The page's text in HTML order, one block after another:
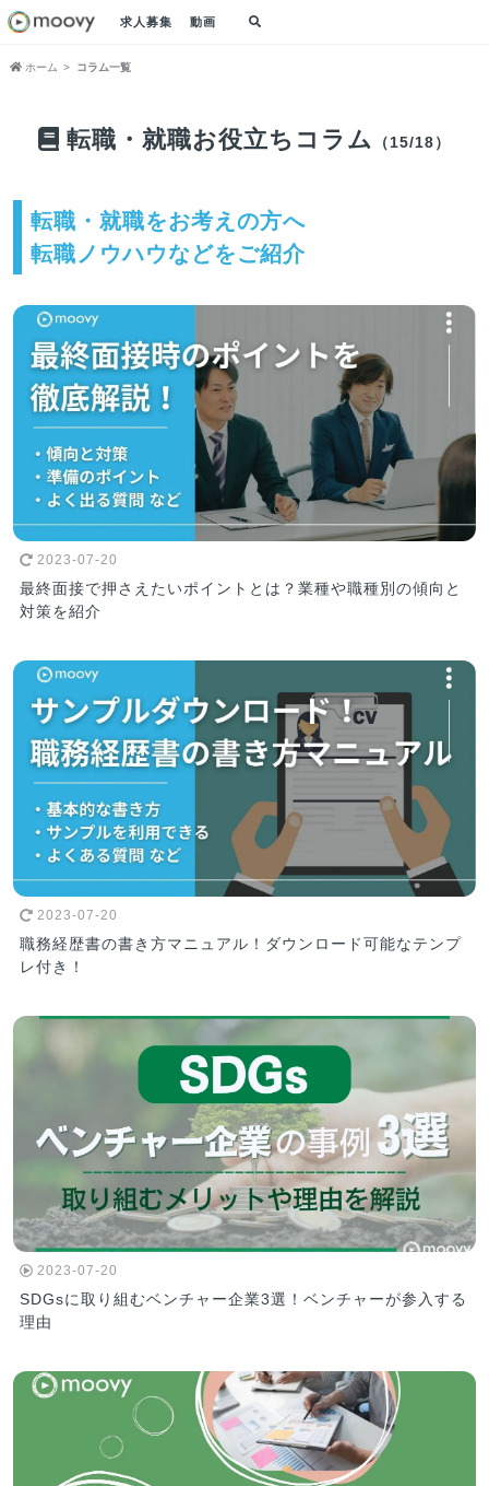
求人募集 動画
ホーム コラム一覧
転職・就職お役立ちコラム （15/18）
転職・就職をお考えの方へ
転職ノウハウなどをご紹介
2023-07-20
最終面接で押さえたいポイントとは？業種や職種別の傾向と
対策を紹介
2023-07-20
職務経歴書の書き方マニュアル！ダウンロード可能なテンプ
レ付き！
2023-07-20
SDGsに取り組むベンチャー企業3選！ベンチャーが参入する
理由